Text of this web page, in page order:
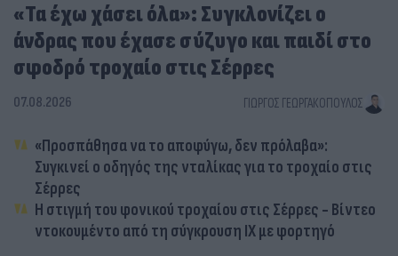
«Τα έχω χάσει όλα»: Συγκλονίζει ο
άνδρας που έχασε σύζυγο και παιδί στο
σφοδρό τροχαίο στις Σέρρες
07.08.2026 ΓΙΏΡΓΟΣ ΓΕΩΡΓΑΚΌΠΟΥΛΟΣ
«Προσπάθησα να το αποφύγω, δεν πρόλαβα»:
Συγκινεί ο οδηγός της νταλίκας για το τροχαίο στις
Σέρρες
Η στιγμή του φονικού τροχαίου στις Σέρρες - Βίντεο
ντοκουμέντο από τη σύγκρουση ΙΧ με φορτηγό